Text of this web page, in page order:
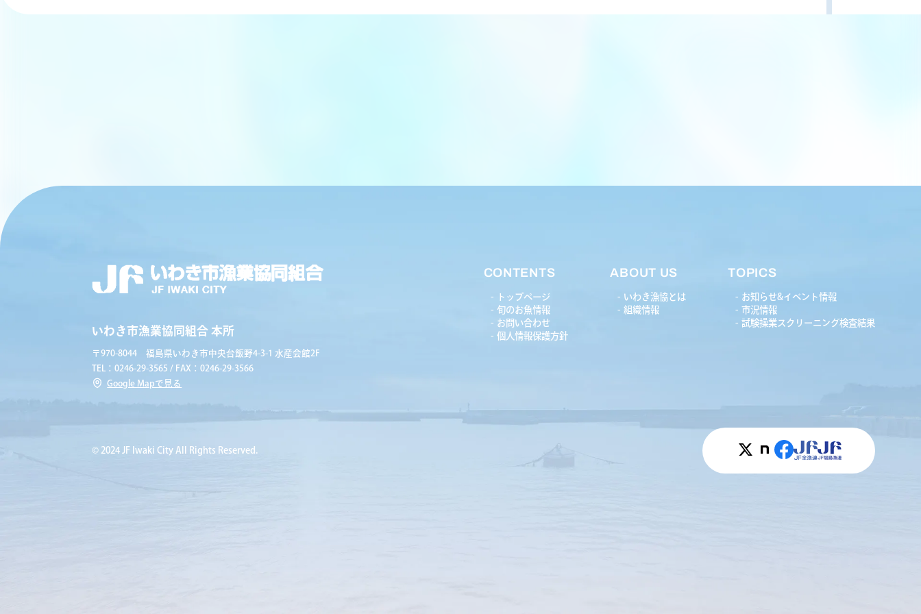
いわき市漁業協同組合 本所
〒970-8044 福島県いわき市中央台飯野4-3-1 水産会館2F
TEL：0246-29-3565 / FAX：0246-29-3566
Google Mapで見る
CONTENTS
トップページ
旬のお魚情報
お問い合わせ
個人情報保護方針
ABOUT US
いわき漁協とは
組織情報
TOPICS
お知らせ&イベント情報
市況情報
試験操業スクリーニング検査結果
© 2024 JF Iwaki City All Rights Reserved.